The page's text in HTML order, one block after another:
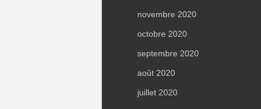
novembre 2020
octobre 2020
septembre 2020
août 2020
juillet 2020